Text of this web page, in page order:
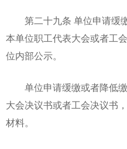
第二十九条 单位申请缓缴
本单位职工代表大会或者工
位内部公示。
单位申请缓缴或者降低缴
大会决议书或者工会决议书
材料。